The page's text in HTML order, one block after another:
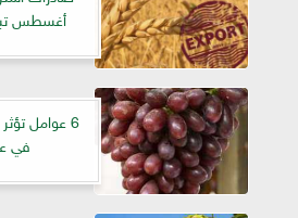
أغسطس تبلغ 1.2
6 عوامل
في